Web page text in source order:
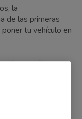
la
de las primeras
tu vehículo en
te permita
tienes que tener
las que cuenta